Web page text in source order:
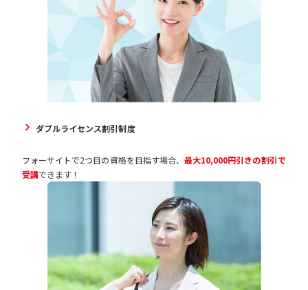
ダブルライセンス割引制度
フォーサイトで2つ目の資格を目指す場合、 最大10,000円引きの割引で
受講できます！